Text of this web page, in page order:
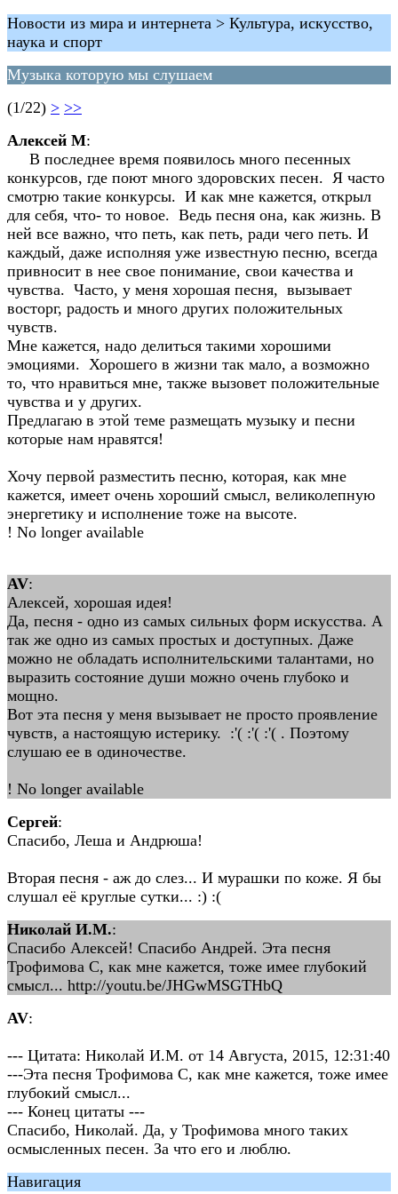
Новости из мира и интернета > Культура, искусство,
наука и спорт
Музыка которую мы слушаем
(1/22) > >>
Алексей М:
В последнее время появилось много песенных
конкурсов, где поют много здоровских песен. Я часто
смотрю такие конкурсы. И как мне кажется, открыл
для себя, что- то новое. Ведь песня она, как жизнь. В
ней все важно, что петь, как петь, ради чего петь. И
каждый, даже исполняя уже известную песню, всегда
привносит в нее свое понимание, свои качества и
чувства. Часто, у меня хорошая песня, вызывает
восторг, радость и много других положительных
чувств.
Мне кажется, надо делиться такими хорошими
эмоциями. Хорошего в жизни так мало, а возможно
то, что нравиться мне, также вызовет положительные
чувства и у других.
Предлагаю в этой теме размещать музыку и песни
которые нам нравятся!
Хочу первой разместить песню, которая, как мне
кажется, имеет очень хороший смысл, великолепную
энергетику и исполнение тоже на высоте.
! No longer available
AV:
Алексей, хорошая идея!
Да, песня - одно из самых сильных форм искусства. А
так же одно из самых простых и доступных. Даже
можно не обладать исполнительскими талантами, но
выразить состояние души можно очень глубоко и
мощно.
Вот эта песня у меня вызывает не просто проявление
чувств, а настоящую истерику. :'( :'( :'( . Поэтому
слушаю ее в одиночестве.
! No longer available
Сергей:
Спасибо, Леша и Андрюша!
Вторая песня - аж до слез... И мурашки по коже. Я бы
слушал её круглые сутки... :) :(
Николай И.М.:
Спасибо Алексей! Спасибо Андрей. Эта песня
Трофимова С, как мне кажется, тоже имее глубокий
смысл... http://youtu.be/JHGwMSGTHbQ
AV:
--- Цитата: Николай И.М. от 14 Августа, 2015, 12:31:40
---Эта песня Трофимова С, как мне кажется, тоже имее
глубокий смысл...
--- Конец цитаты ---
Спасибо, Николай. Да, у Трофимова много таких
осмысленных песен. За что его и люблю.
Навигация